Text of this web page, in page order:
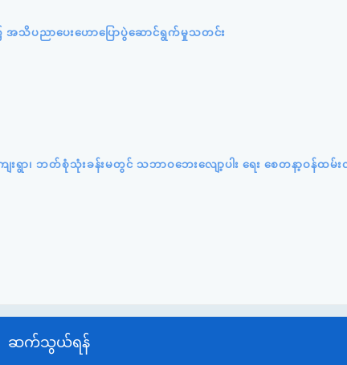
အသိပညာပေးဟောပြောပွဲဆောင်ရွက်မှုသတင်း
ေးရွာ၊ ဘတ်စုံသုံးခန်းမတွင် သဘာဝဘေးလျော့ပါး ရေး စေတနာ့ဝန်ထ
ဆက်သွယ်ရန်